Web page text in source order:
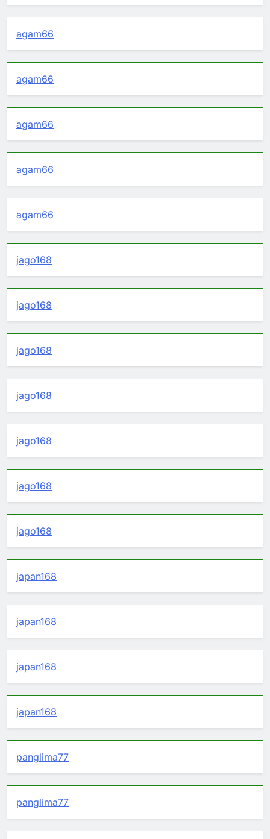
agam66
agam66
agam66
agam66
agam66
jago168
jago168
jago168
jago168
jago168
jago168
jago168
japan168
japan168
japan168
japan168
panglima77
panglima77